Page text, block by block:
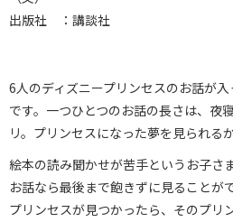
出版社 ：講談社
6人のディズニープリンセスのお話が
です。一つひとつのお話の長さは、夜
リ。プリンセスになった夢を見られる
絵本の読み聞かせが苦手というお子さ
お話なら最後まで飽きずに見ることが
プリンセスが見つかったら、そのプリ